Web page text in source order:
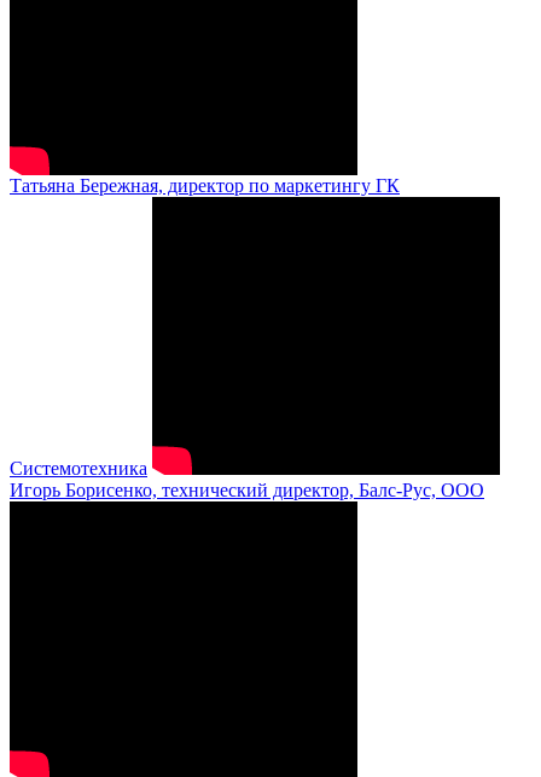
Татьяна Бережная, директор по маркетингу ГК
Системотехника
Игорь Борисенко, технический директор, Балс-Рус, ООО